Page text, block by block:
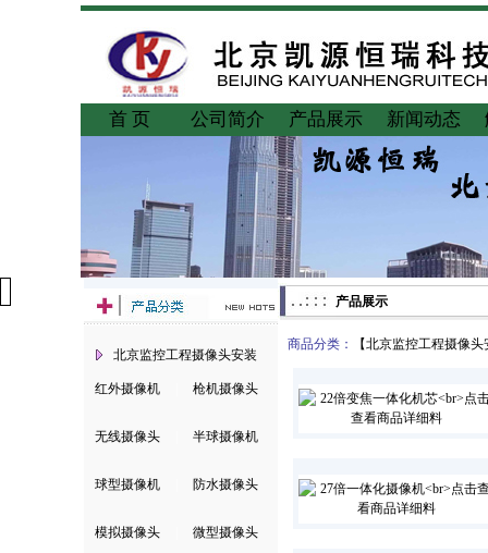
首 页 公司简介 产品展示 新闻动态
北京监控工程摄像头安装
红外摄像机 枪机摄像头
无线摄像头 半球摄像机
球型摄像机 防水摄像头
模拟摄像头 微型摄像头
产品展示
商品分类： 【北京监控工程摄像头